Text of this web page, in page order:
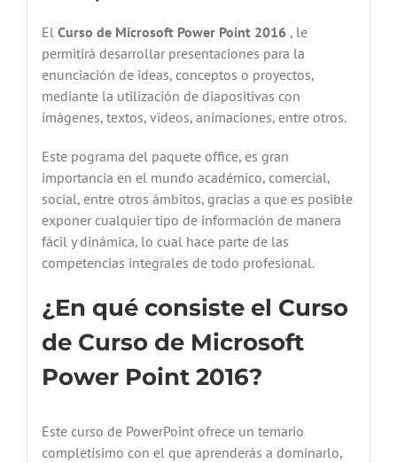
El Curso de Microsoft Power Point 2016, le
permitirá desarrollar presentaciones para la
enunciación de ideas, conceptos o proyectos,
mediante la utilización de diapositivas con
imágenes, textos, videos, animaciones, entre otros.
Este pograma del paquete office, es gran
importancia en el mundo académico, comercial,
social, entre otros ámbitos, gracias a que es posible
exponer cualquier tipo de información de manera
fácil y dinámica, lo cual hace parte de las
competencias integrales de todo profesional.
¿En qué consiste el Curso
de Curso de Microsoft
Power Point 2016?
Este curso de PowerPoint ofrece un temario
completísimo con el que aprenderás a dominarlo,